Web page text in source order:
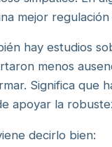
mejor
hay estudios
menos
Significa que
apoyar la
decirlo bien: